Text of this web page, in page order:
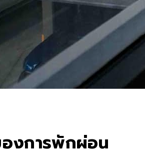
องการพักผ่อน